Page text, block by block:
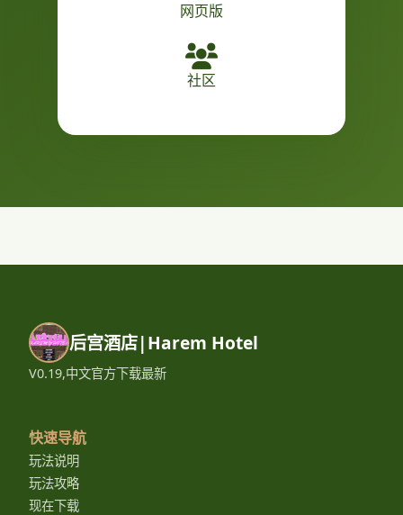
网页版
社区
后宫酒店|Harem Hotel
V0.19,中文官方下载最新
快速导航
玩法说明
玩法攻略
现在下载